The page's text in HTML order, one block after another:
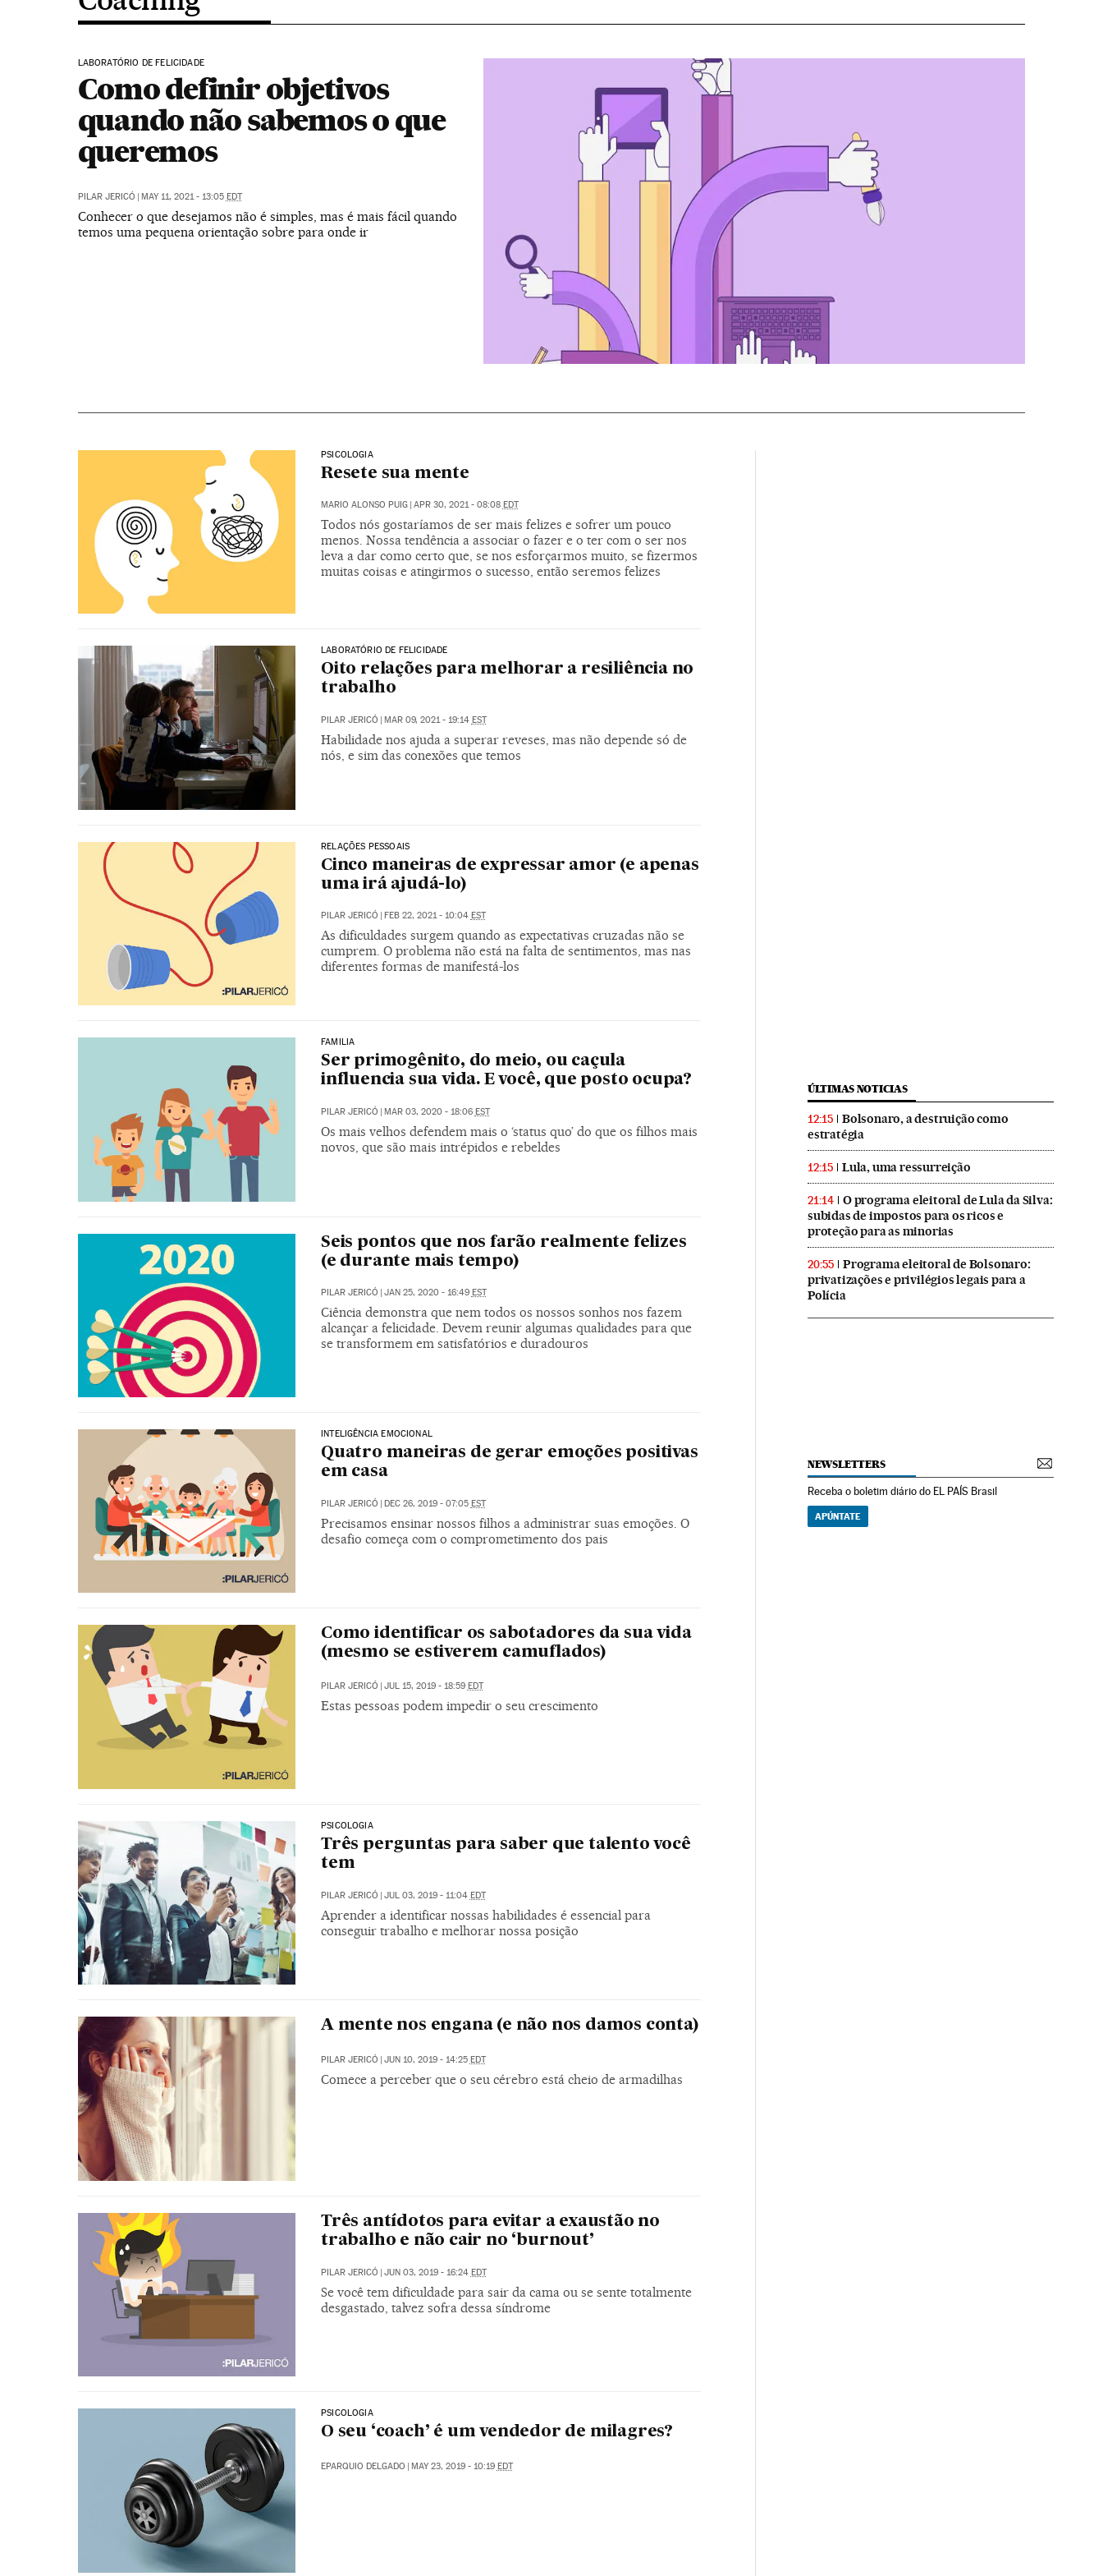
LABORATÓRIO DE FELICIDADE
Como definir objetivos
quando não sabemos o que
queremos
PILAR JERICÓ | MAY 11, 2021 - 13:05 EDT
Conhecer o que desejamos não é simples, mas é mais fácil quando
temos uma pequena orientação sobre para onde ir
PSICOLOGIA
Resete sua mente
MARIO ALONSO PUIG | APR 30, 2021 - 08:08 EDT
Todos nós gostaríamos de ser mais felizes e sofrer um pouco
menos. Nossa tendência a associar o fazer e o ter com o ser nos
leva a dar como certo que, se nos esforçarmos muito, se fizermos
muitas coisas e atingirmos o sucesso, então seremos felizes
LABORATÓRIO DE FELICIDADE
Oito relações para melhorar a resiliência no
trabalho
PILAR JERICÓ MAR 09, 2021 - 19:14 EST
Habilidade nos ajuda a superar reveses, mas não depende só de
nós, e sim das conexões que temos
RELAÇÕES PESSOAIS
Cinco maneiras de expressar amor (e apenas
uma irá ajudá-lo)
PILAR JERICÓ | FEB 22, 2021 - 10:04 EST
As dificuldades surgem quando as expectativas cruzadas não se
cumprem. O problema não está na falta de sentimentos, mas nas
diferentes formas de manifestá-los
FAMILIA
Ser primogênito, do meio, ou caçula
influencia sua vida. E você, que posto ocupa?
PILAR JERICÓ | MAR 03, 2020 - 18:06 EST
Os mais velhos defendem mais o ‘status quo’ do que os filhos mais
novos, que são mais intrépidos e rebeldes
Seis pontos que nos farão realmente felizes
(e durante mais tempo)
PILAR JERICÓ JAN 25, 2020 - 16:49 EST
Ciência demonstra que nem todos os nossos sonhos nos fazem
alcançar a felicidade. Devem reunir algumas qualidades para que
se transformem em satisfatórios e duradouros
INTELIGÊNCIA EMOCIONAL
Quatro maneiras de gerar emoções positivas
em casa
PILAR JERICÓ | DEC 26, 2019 - 07:05 EST
Precisamos ensinar nossos filhos a administrar suas emoções. O
desafio começa com o comprometimento dos pais
Como identificar os sabotadores da sua vida
(mesmo se estiverem camuflados)
PILAR JERICÓ | JUL 15, 2019 - 18:59 EDT
Estas pessoas podem impedir o seu crescimento
PSICOLOGIA
Três perguntas para saber que talento você
tem
PILAR JERICÓ | JUL 03, 2019 - 11:04 EDT
Aprender a identificar nossas habilidades é essencial para
conseguir trabalho e melhorar nossa posição
A mente nos engana (e não nos damos conta)
PILAR JERICÓ | JUN 10, 2019 - 14:25 EDT
Comece a perceber que o seu cérebro está cheio de armadilhas
Três antídotos para evitar a exaustão no
trabalho e não cair no ‘burnout’
PILAR JERICÓ JUN 03, 2019 - 16:24 EDT
Se você tem dificuldade para sair da cama ou se sente totalmente
desgastado, talvez sofra dessa síndrome
PSICOLOGIA
O seu ‘coach’ é um vendedor de milagres?
EPARQUIO DELGADO | MAY 23, 2019 - 10:19 EDT
ÚLTIMAS NOTICIAS
12:15
Bolsonaro, a destruição como
estratégia
12:15 Lula, uma ressurreição
21:14
O programa eleitoral de Lula da Silva:
subidas de impostos para os ricos e
proteção para as minorias
20:55
Programa eleitoral de Bolsonaro:
privatizações e privilégios legais para a
Polícia
NEWSLETTERS
Receba o boletim diário do EL PAÍS Brasil
APÚNTATE